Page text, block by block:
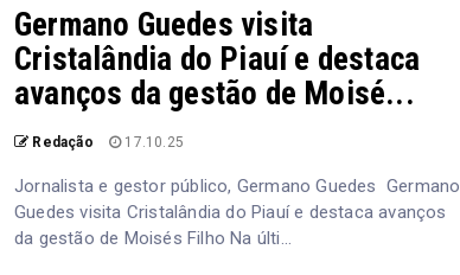
Germano Guedes visita
Cristalândia do Piauí e destaca
avanços da gestão de Moisé...
Redação 17.10.25
Jornalista e gestor público, Germano Guedes Germano
Guedes visita Cristalândia do Piauí e destaca avanços
da gestão de Moisés Filho Na últi...